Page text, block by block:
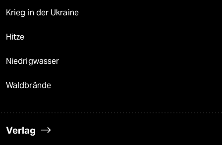
Krieg in der Ukraine
Hitze
Niedrigwasser
Waldbrände
Verlag